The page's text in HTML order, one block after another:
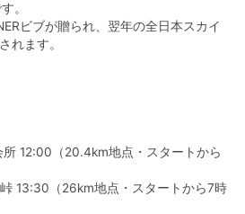
。
ビブが贈られ、翌年の全日本スカイ
れます。
所 12:00（20.4km地点・スタートから
13:30（26km地点・スタートから7時